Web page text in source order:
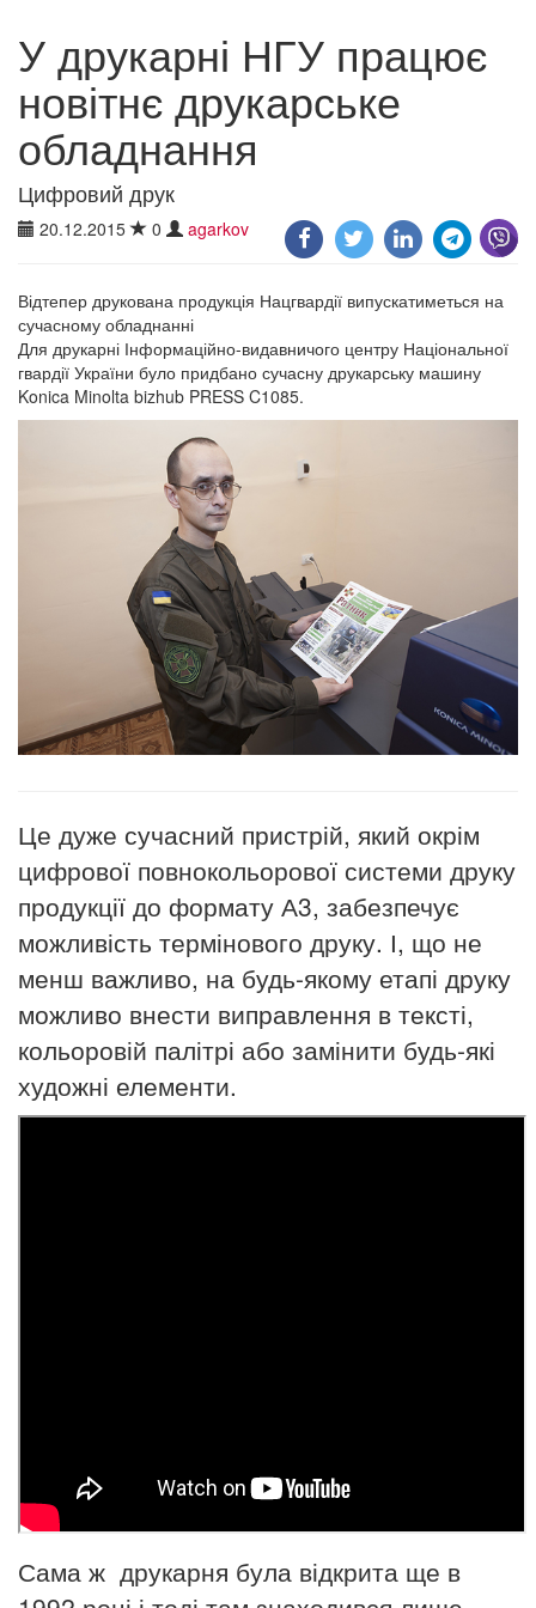
У друкарні НГУ працює
новітнє друкарське
обладнання
Цифровий друк
20.12.2015 0 agarkov
Відтепер друкована продукція Нацгвардії випускатиметься на
сучасному обладнанні
Для друкарні Інформаційно-видавничого центру Національної
гвардії України було придбано сучасну друкарську машину
Konica Minolta bizhub PRESS C1085.
Це дуже сучасний пристрій, який окрім
цифрової повнокольорової системи друку
продукції до формату А3, забезпечує
можливість термінового друку. І, що не
менш важливо, на будь-якому етапі друку
можливо внести виправлення в тексті,
кольоровій палітрі або замінити будь-які
художні елементи.
Сама ж друкарня була відкрита ще в